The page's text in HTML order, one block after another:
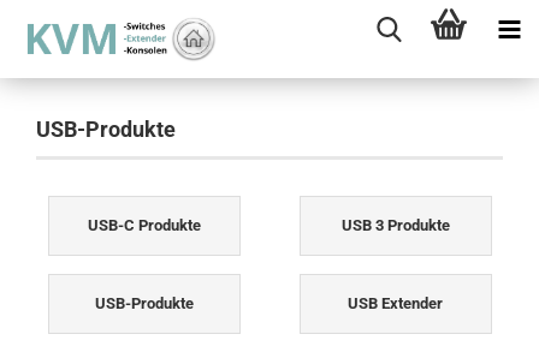
USB-Produkte
USB-C Produkte USB 3 Produkte
USB-Produkte USB Extender